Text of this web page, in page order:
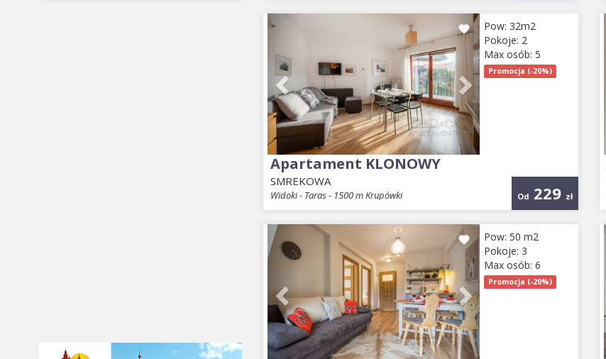
Od 229 zł
NextPow: 32m2
Pokoje: 2
Max osób: 5
Promocja (-20%)
Apartament KLONOWY
SMREKOWA
Widoki - Taras - 1500 m Krupówki
Previous NextPow: 50 m2
Pokoje: 3
Max osób: 6
Promocja (-20%)